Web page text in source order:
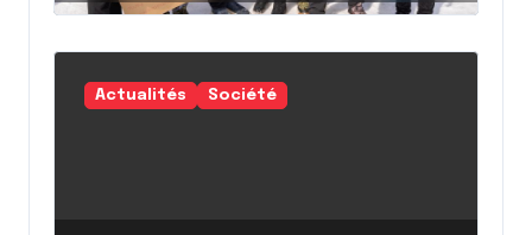
Actualités Société